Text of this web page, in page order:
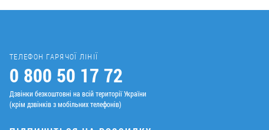
ТЕЛЕФОН ГАРЯЧОЇ ЛІНІЇ
0 800 50 17 72
Дзвінки безкоштовні на всій території України
(крім дзвінків з мобільних телефонів)